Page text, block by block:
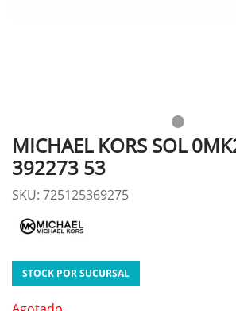
MICHAEL KORS SOL
392273 53
SKU: 725125369275
STOCK POR SUCURSAL